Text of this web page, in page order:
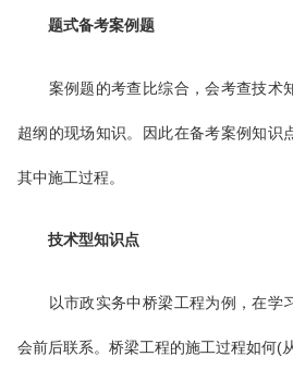
题式备考案例题
案例题的考查比综合，会考查技术
超纲的现场知识。因此在备考案例知识
其中施工过程。
技术型知识点
以市政实务中桥梁工程为例，在学
会前后联系。桥梁工程的施工过程如何(